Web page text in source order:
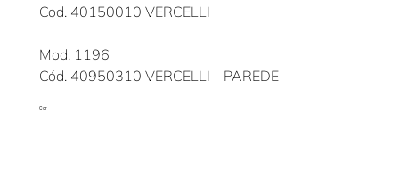
Cod. 40150010 VERCELLI
Mod. 1196
Cód. 40950310 VERCELLI - PAREDE
Cor